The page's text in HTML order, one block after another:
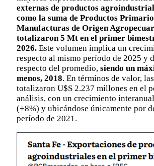
externas de productos
como la suma de Productos
Manufacturas de Origen
totalizaron 5 Mt en el primer
2026. Este volumen implica un
respecto al mismo período de 2025 y
respecto del promedio, siendo un
menos, 2018. En términos de valor,
totalizaron U$S 2.237 millones en el
análisis, con un crecimiento
(+8%) y ubicándose únicamente por
período de 2021.